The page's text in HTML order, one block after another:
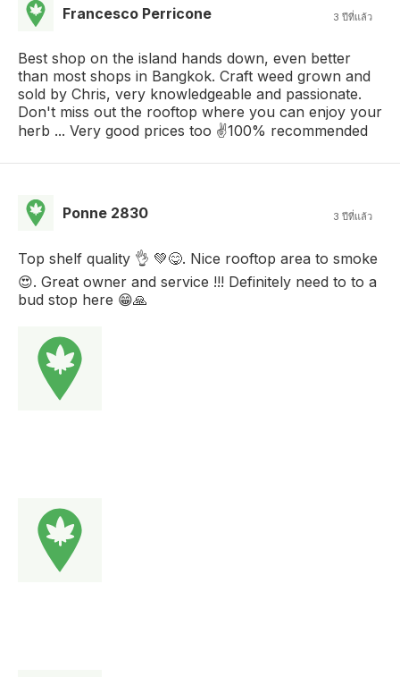
Francesco Perricone 3 ปีที่แล้ว
Best shop on the island hands down, even better
than most shops in Bangkok. Craft weed grown and
sold by Chris, very knowledgeable and passionate.
Don't miss out the rooftop where you can enjoy your
herb ... Very good prices too ✌️100% recommended
Ponne 2830 3 ปีที่แล้ว
Top shelf quality 👌 💚😋. Nice rooftop area to smoke
😍. Great owner and service !!! Definitely need to to a
bud stop here 😁🙏